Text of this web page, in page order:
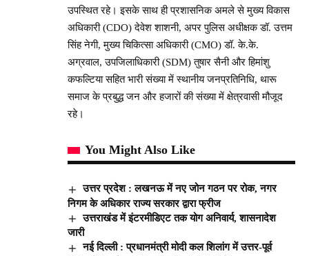
उपस्थित रहे। इसके साथ ही प्रशासनिक अमले से मुख्य विकास
अधिकारी (CDO) देवेश शाशनी, अपर पुलिस अधीक्षक डॉ. उत्तम
सिंह नेगी, मुख्य चिकित्सा अधिकारी (CMO) डॉ. के.के.
अग्रवाल, उपजिलाधिकारी (SDM) तुषार सैनी और हिमांशु
कफल्टिया सहित भारी संख्या में स्थानीय जनप्रतिनिधि, थारू
समाज के प्रबुद्ध जन और हजारों की संख्या में क्षेत्रवासी मौजूद
रहे।
You Might Also Like
उत्तर प्रदेश : लखनऊ में नए जोन गठन पर रोक, नगर
निगम के अधिकार राज्य सरकार द्वारा फ्रीज
उत्तराखंड में इंटरमीडिएट तक योग अनिवार्य, शासनादेश
जारी
नई दिल्ली : प्रधानमंत्री मोदी कल शिलांग में उत्तर-पूर्व